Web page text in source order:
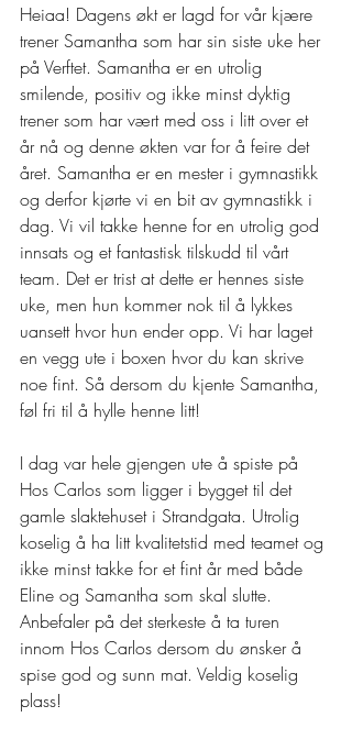
Heiaa! Dagens økt er lagd for vår kjære
trener Samantha som har sin siste uke her
på Verftet. Samantha er en utrolig
smilende, positiv og ikke minst dyktig
trener som har vært med oss i litt over et
år nå og denne økten var for å feire det
året. Samantha er en mester i gymnastikk
og derfor kjørte vi en bit av gymnastikk i
dag. Vi vil takke henne for en utrolig god
innsats og et fantastisk tilskudd til vårt
team. Det er trist at dette er hennes siste
uke, men hun kommer nok til å lykkes
uansett hvor hun ender opp. Vi har laget
en vegg ute i boxen hvor du kan skrive
noe fint. Så dersom du kjente Samantha,
føl fri til å hylle henne litt!
I dag var hele gjengen ute å spiste på
Hos Carlos som ligger i bygget til det
gamle slaktehuset i Strandgata. Utrolig
koselig å ha litt kvalitetstid med teamet og
ikke minst takke for et fint år med både
Eline og Samantha som skal slutte.
Anbefaler på det sterkeste å ta turen
innom Hos Carlos dersom du ønsker å
spise god og sunn mat. Veldig koselig
plass!